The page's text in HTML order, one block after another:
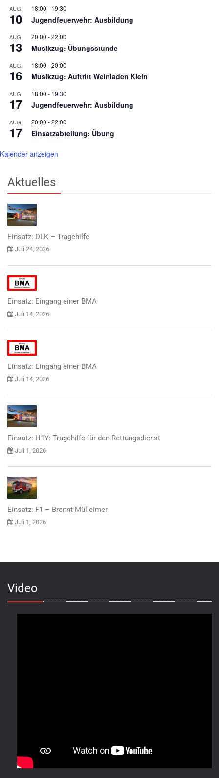
AUG.
10
18:00 - 19:30
Jugendfeuerwehr: Ausbildung
AUG.
13
20:00 -22:00
Musikzug: Übungsstunde
AUG.
16
18:00 -20:00
Musikzug: Auftritt Weinladen Klein
AUG.
17
18:00 - 19:30
Jugendfeuerwehr: Ausbildung
AUG.
17
20:00 -22:00
Einsatzabteilung: Übung
Kalender anzeigen
Aktuelles
Einsatz: DLK – Tragehilfe
Juli 24, 2026
Einsatz: Eingang einer BMA
Juli 14, 2026
Einsatz: Eingang einer BMA
Juli 14, 2026
Einsatz: H1Y: Tragehilfe für den Rettungsdienst
Juli 1, 2026
Einsatz: F1 – Brennt Mülleimer
Juli 1, 2026
Video